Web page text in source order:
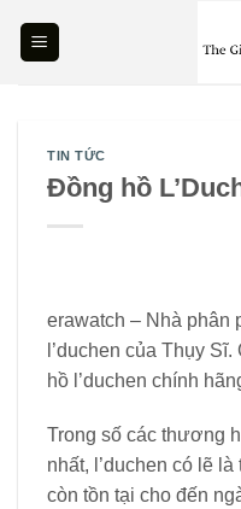
TIN TỨC
Đồng hồ
erawatch – Nhà phân
l’duchen của Thụy
hồ l’duchen chính
Trong số các thương
nhất, l’duchen có lẽ
còn tồn tại cho đến